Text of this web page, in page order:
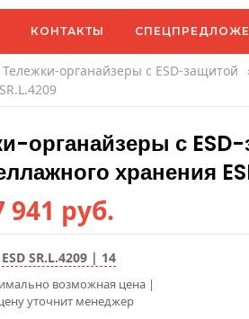
КОНТАКТЫ
Тележки-органайзеры с ESD-защитой
органайзеры с
хранения
941 руб.
ESD SR.L.4209 | 14
возможная цена |
уточнит менеджер